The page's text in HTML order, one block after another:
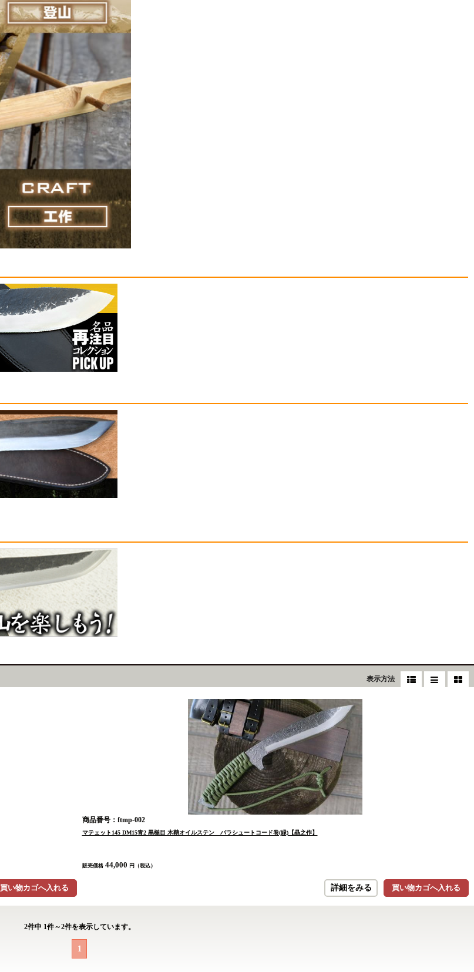
表示方法
買い物カゴへ入れる
商品番号：ftmp-002
マテェット145 DM15青2 黒槌目 木鞘オイルステン パラシュートコード巻(緑)【晶之作】
販売価格 44,000 円（税込）
買い物カゴへ入れる
詳細をみる
2件中 1件～2件を表示しています。
1